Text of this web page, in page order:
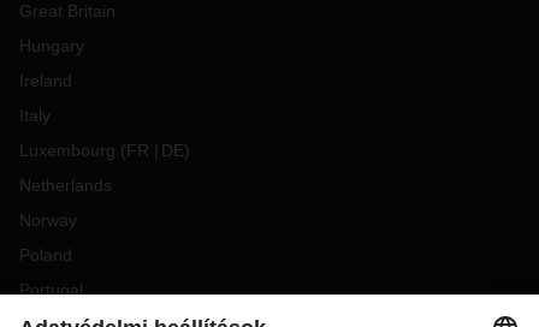
Great Britain
Hungary
Ireland
Italy
Luxembourg (FR DE)
Netherlands
Norway
Poland
Portugal